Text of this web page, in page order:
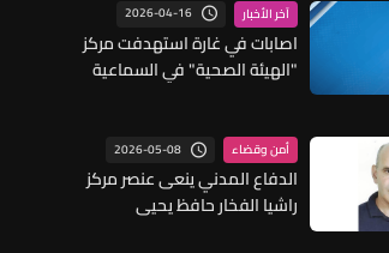
آخر الأخبار 2026-04-16
اصابات في غارة استهدفت مركز
"الهيئة الصحية" في السماعية
أمن وقضاء 2026-05-08
الدفاع المدني ينعى عنصر مركز
راشيا الفخار حافظ يحيى